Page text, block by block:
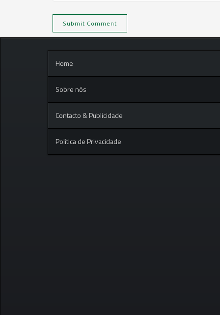
Home
Sobre nós
Contacto & Publicidade
Politica de Privacidade